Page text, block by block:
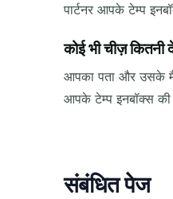
पार्टनर आपके टेम्प
कोई भी चीज़ कितनी
आपका पता और उसके
आपके टेम्प इनबॉक्स की
संबंधित पेज